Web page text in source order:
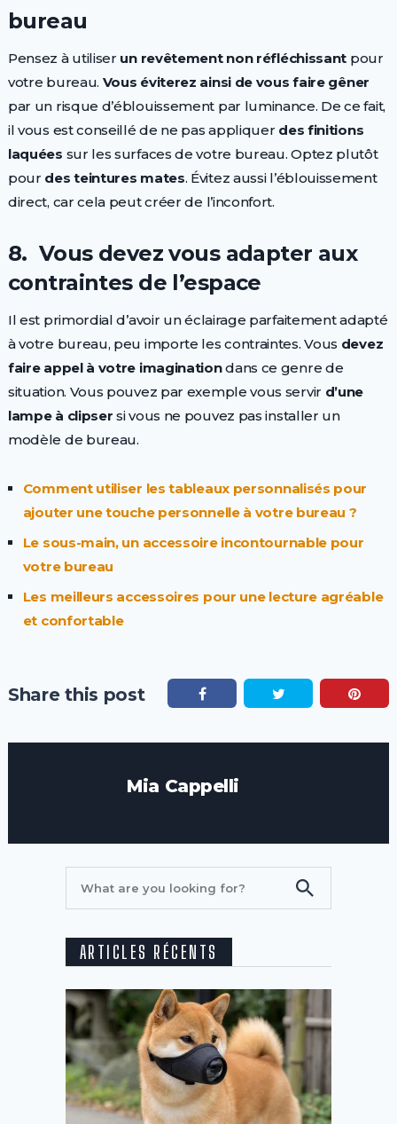
bureau
Pensez à utiliser un revêtement non réfléchissant pour
votre bureau. Vous éviterez ainsi de vous faire gêner
par un risque d’éblouissement par luminance. De ce fait,
il vous est conseillé de ne pas appliquer des finitions
laquées sur les surfaces de votre bureau. Optez plutôt
pour des teintures mates. Évitez aussi l’éblouissement
direct, car cela peut créer de l’inconfort.
8. Vous devez vous adapter aux
contraintes de l’espace
Il est primordial d’avoir un éclairage parfaitement adapté
à votre bureau, peu importe les contraintes. Vous devez
faire appel à votre imaginationdans ce genre de
situation. Vous pouvez par exemple vous servir d’une
lampe à clipser si vous ne pouvez pas installer un
modèle de bureau.
Comment utiliser les tableaux personnalisés pour
ajouter une touche personnelle à votre bureau ?
Le sous-main, un accessoire incontournable pour
votre bureau
Les meilleurs accessoires pour une lecture agréable
et confortable
Share this post
Mia Cappelli
ARTICLES RÉCENTS